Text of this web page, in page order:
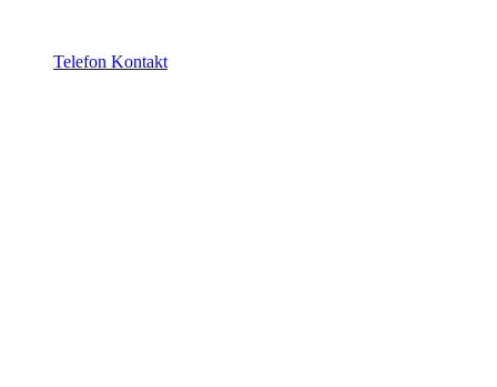
Telefon Kontakt